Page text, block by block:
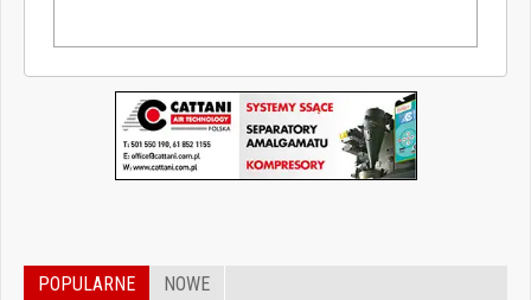
POPULARNE NOWE